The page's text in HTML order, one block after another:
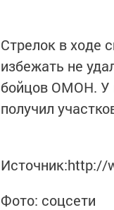
Стрелок в ходе
избежать не
бойцов ОМОН. У
получил
Источник:http://
Фото: соцсети